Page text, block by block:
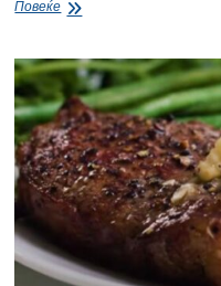
Повеќезошто
е
неопходен
за
секојдневната
исхрана
на
вашето
дете